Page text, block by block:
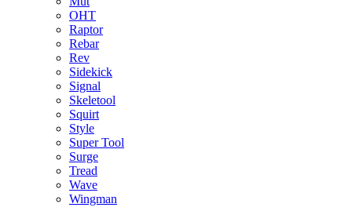
OHT
Raptor
Rebar
Rev
Sidekick
Signal
Skeletool
Squirt
Style
Super Tool
Surge
Tread
Wave
Wingman